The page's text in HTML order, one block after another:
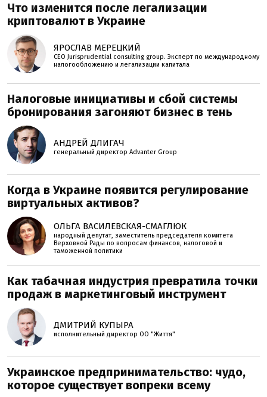
Что изменится после легализации
криптовалют в Украине
ЯРОСЛАВ МЕРЕЦКИЙ
CEO Jurisprudential consulting group. Эксперт по международному
налогообложению и легализации капитала
Налоговые инициативы и сбой системы
бронирования загоняют бизнес в тень
АНДРЕЙ ДЛИГАЧ
генеральный директор Advanter Group
Когда в Украине появится регулирование
виртуальных активов?
ОЛЬГА ВАСИЛЕВСКАЯ-СМАГЛЮК
народный депутат, заместитель председателя комитета
Верховной Рады по вопросам финансов, налоговой и
таможенной политики
Как табачная индустрия превратила точки
продаж в маркетинговый инструмент
ДМИТРИЙ КУПЫРА
исполнительный директор ОО "Життя"
Украинское предпринимательство: чудо,
которое существует вопреки всему